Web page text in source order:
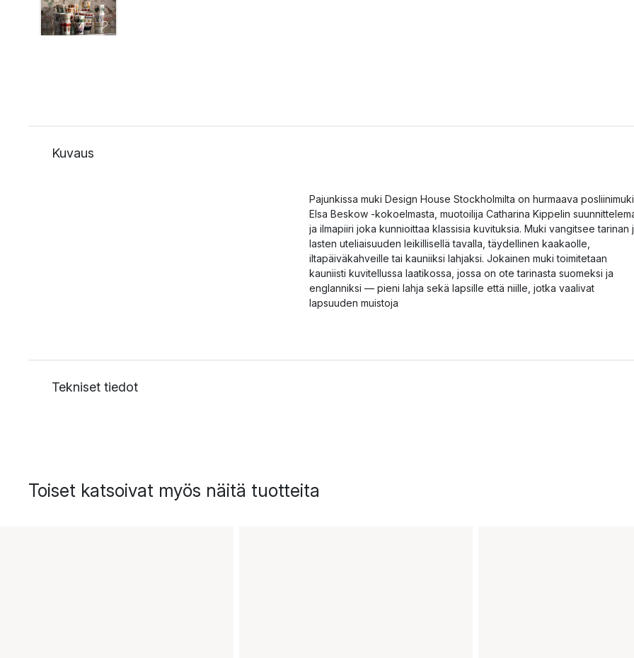
Kuvaus
Pajunkissa muki Design House Stockholmilta on hurmaava posliinimuki
Elsa Beskow -kokoelmasta, muotoilija Catharina Kippelin
ja ilmapiiri joka kunnioittaa klassisia kuvituksia. Muki vangitsee tarinan
lasten uteliaisuuden leikillisellä tavalla, täydellinen kaakaolle,
iltapäiväkahveille tai kauniiksi lahjaksi. Jokainen muki toimitetaan
kauniisti kuvitellussa laatikossa, jossa on ote tarinasta suomeksi ja
englanniksi — pieni lahja sekä lapsille että niille, jotka vaalivat
lapsuuden muistoja
Tekniset tiedot
Toiset katsoivat myös näitä tuotteita